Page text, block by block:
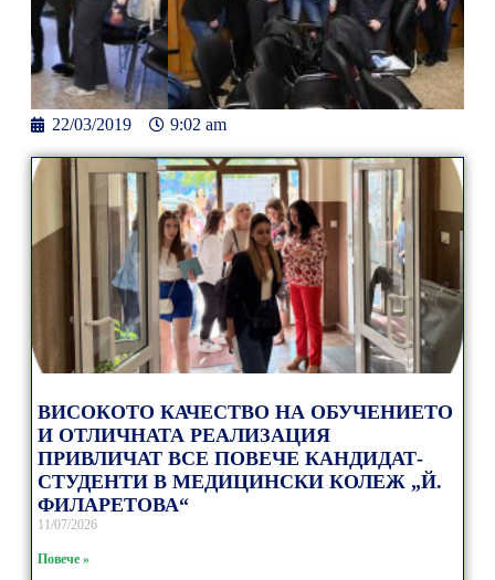
22/03/2019 9:02 am
ВИСОКОТО КАЧЕСТВО НА ОБУЧЕНИЕТО
И ОТЛИЧНАТА РЕАЛИЗАЦИЯ
ПРИВЛИЧАТ ВСЕ ПОВЕЧЕ КАНДИДАТ-
СТУДЕНТИ В МЕДИЦИНСКИ КОЛЕЖ „Й.
ФИЛАРЕТОВА“
11/07/2026
Повече »